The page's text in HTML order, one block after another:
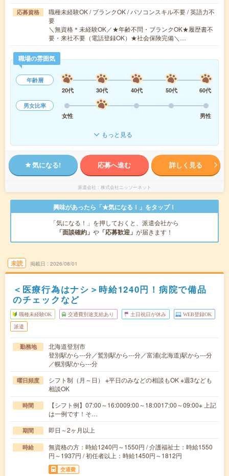
応募資格
職種未経験OK / ブランクOK / パソコンスキル不要 / 英語力不
要
＼無資格＊未経験OK／★年齢不問・ブランクOK★履歴書不
要・来社不要（電話登録OK）★社会保険完備＼…
職場の雰囲気
年齢層
20代
30代 40代 50代
60代
男女比率
女性
男性
もっと見る
気になる! 応募へ進む 詳しく見る
派遣会社 株式会社ニッソーネット
興味があったら「★気になる！」をタップ！
「気になる！」を押しておくと、派遣会社から
「面談確約」 や 「応募歓迎」 が届きます！
未読 掲載日 2026/08/01
＜医療行為はナシ＞時給1240円！病院で備品
のチェックなど
職種未経験OK 交通費別途支給あり 土日祝日が休み WEB登録OK
派遣
勤務地
北海道登別市
登別駅から---分／鷲別駅から---分／富浦(北海道)駅から---分
／幌別駅から---分
曜日頻度
シフト制（月～日） ※平日のみなどの相談もOK ※週3なども
相談OK
時間
【シフト例】07:00～16:0009:00～18:0017:00～09:00※ 上記
は一例です！そ…
期間 即日～2ヶ月以上
時給
無資格の方：時給1240円～1550円 / 介護福祉士：時給1550
円～1937円 / 初任者以上：時給1450円～1812円
交通費